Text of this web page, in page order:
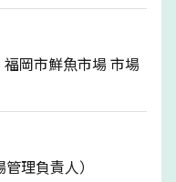
岡市鮮魚市場 市場
理負責人）